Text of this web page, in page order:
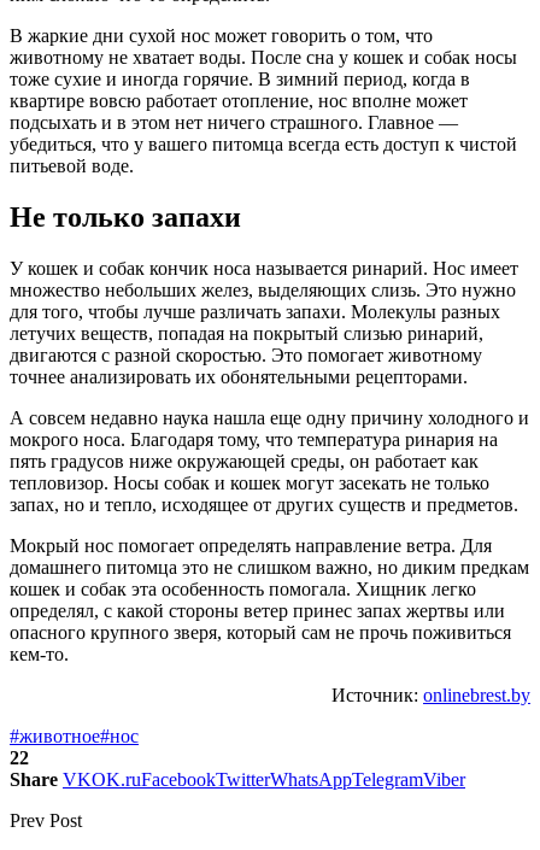
В жаркие дни сухой нос может говорить о том, что
животному не хватает воды. После сна у кошек и собак носы
тоже сухие и иногда горячие. В зимний период, когда в
квартире вовсю работает отопление, нос вполне может
подсыхать и в этом нет ничего страшного. Главное —
убедиться, что у вашего питомца всегда есть доступ к чистой
питьевой воде.
Не только запахи
У кошек и собак кончик носа называется ринарий. Нос имеет
множество небольших желез, выделяющих слизь. Это нужно
для того, чтобы лучше различать запахи. Молекулы разных
летучих веществ, попадая на покрытый слизью ринарий,
двигаются с разной скоростью. Это помогает животному
точнее анализировать их обонятельными рецепторами.
А совсем недавно наука нашла еще одну причину холодного и
мокрого носа. Благодаря тому, что температура ринария на
пять градусов ниже окружающей среды, он работает как
тепловизор. Носы собак и кошек могут засекать не только
запах, но и тепло, исходящее от других существ и предметов.
Мокрый нос помогает определять направление ветра. Для
домашнего питомца это не слишком важно, но диким предкам
кошек и собак эта особенность помогала. Хищник легко
определял, с какой стороны ветер принес запах жертвы или
опасного крупного зверя, который сам не прочь поживиться
кем-то.
Источник: onlinebrest.by
#животное#нос
22
Share VKOK.ruFacebookTwitterWhatsAppTelegramViber
Prev Post